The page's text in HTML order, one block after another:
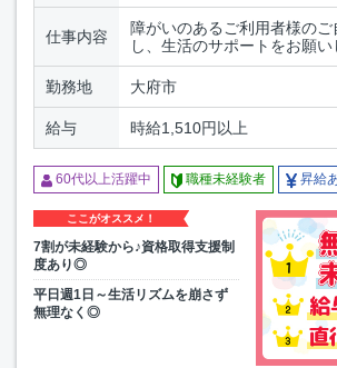
仕事内容
障がいのあるご利用者様の
し、生活のサポートをお願い
勤務地 大府市
給与 時給1,510円以上
60代以上活躍中 職種未経験者 昇給
ここがオススメ！
7割が未経験から♪資格取得支援制
度あり◎
平日週1日～生活リズムを崩さず
無理なく◎